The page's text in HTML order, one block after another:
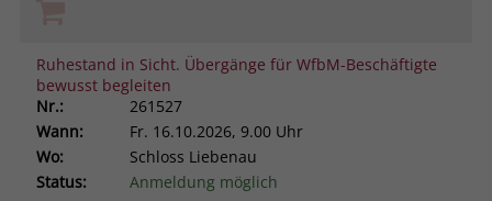
Ruhestand in Sicht. Übergänge für WfbM-Beschäftigte
bewusst begleiten
Nr.:
261527
Wann:
Fr. 16.10.2026, 9.00 Uhr
Wo:
Schloss Liebenau
Status:
Anmeldung möglich